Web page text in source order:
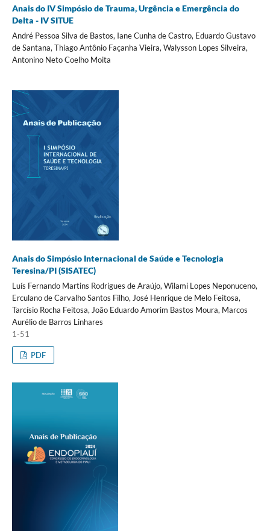
Anais do IV Simpósio de Trauma, Urgência e Emergência do
Delta - IV SITUE
André Pessoa Silva de Bastos, Iane Cunha de Castro, Eduardo Gustavo
de Santana, Thiago Antônio Façanha Vieira, Walysson Lopes Silveira,
Antonino Neto Coelho Moita
Anais do Simpósio Internacional de Saúde e Tecnologia
Teresina/PI (SISATEC)
Luís Fernando Martins Rodrigues de Araújo, Wilami Lopes Neponuceno,
Erculano de Carvalho Santos Filho, José Henrique de Melo Feitosa,
Tarcísio Rocha Feitosa, João Eduardo Amorim Bastos Moura, Marcos
Aurélio de Barros Linhares
1-51
PDF